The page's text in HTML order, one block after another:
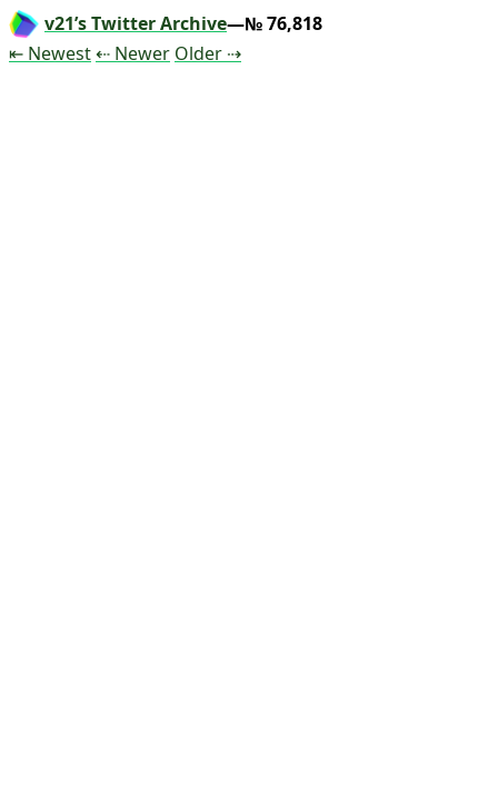
v21’s Twitter Archive—№ 76,818
⇤ NewestTweet
⇠ NewerTweet
OlderTweet
⇢